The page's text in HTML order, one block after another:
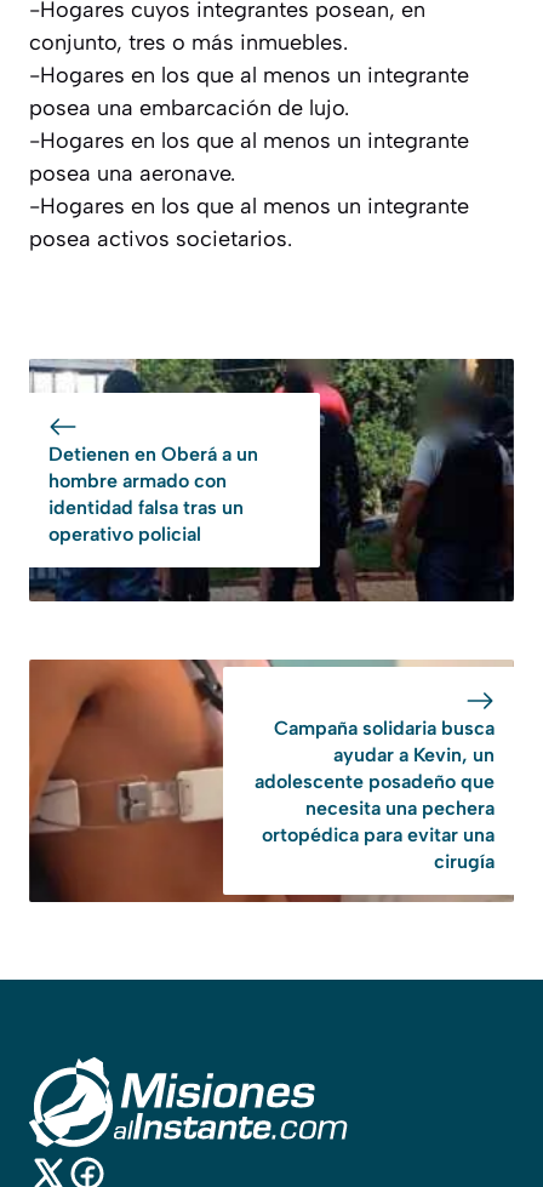
-Hogares cuyos integrantes posean, en
conjunto, tres o más inmuebles.
-Hogares en los que al menos un integrante
posea una embarcación de lujo.
-Hogares en los que al menos un integrante
posea una aeronave.
-Hogares en los que al menos un integrante
posea activos societarios.
Detienen en Oberá a un
hombre armado con
identidad falsa tras un
operativo policial
Campaña solidaria busca
ayudar a Kevin, un
adolescente posadeño que
necesita una pechera
ortopédica para evitar una
cirugía